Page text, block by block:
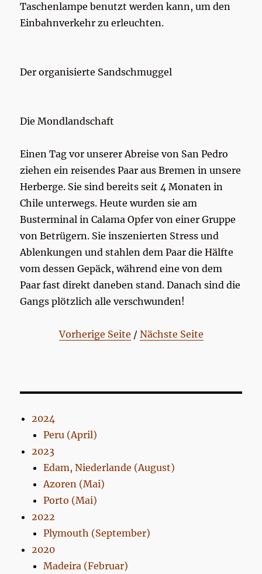
Taschenlampe benutzt werden kann, um den
Einbahnverkehr zu erleuchten.
Der organisierte Sandschmuggel
Die Mondlandschaft
Einen Tag vor unserer Abreise von San Pedro
ziehen ein reisendes Paar aus Bremen in unsere
Herberge. Sie sind bereits seit 4 Monaten in
Chile unterwegs. Heute wurden sie am
Busterminal in Calama Opfer von einer Gruppe
von Betrügern. Sie inszenierten Stress und
Ablenkungen und stahlen dem Paar die Hälfte
vom dessen Gepäck, während eine von dem
Paar fast direkt daneben stand. Danach sind die
Gangs plötzlich alle verschwunden!
Vorherige Seite / Nächste Seite
2024
Peru (April)
2023
Edam, Niederlande (August)
Azoren (Mai)
Porto (Mai)
2022
Plymouth (September)
2020
Madeira (Februar)